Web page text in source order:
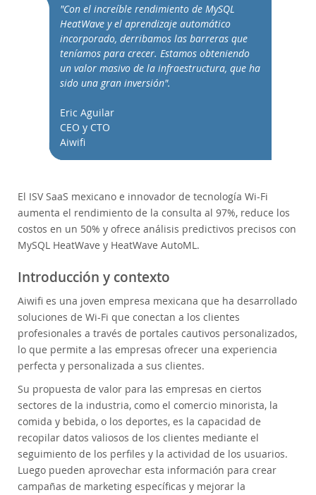
Performance
Benchmarks
Migration
Industries
News & Events
How to Buy
Downloads
Documentation
Developer Zone
"Con el increíble rendimiento de MySQL
HeatWave y el aprendizaje automático
incorporado, derribamos las barreras que
teníamos para crecer. Estamos obteniendo
un valor masivo de la infraestructura, que ha
sido una gran inversión".
Eric Aguilar
CEO y CTO
Aiwifi
El ISV SaaS mexicano e innovador de tecnología Wi-Fi
aumenta el rendimiento de la consulta al 97%, reduce los
costos en un 50% y ofrece análisis predictivos precisos con
MySQL HeatWave y HeatWave AutoML.
Introducción y contexto
Aiwifi es una joven empresa mexicana que ha desarrollado
soluciones de Wi-Fi que conectan a los clientes
profesionales a través de portales cautivos personalizados,
lo que permite a las empresas ofrecer una experiencia
perfecta y personalizada a sus clientes.
Su propuesta de valor para las empresas en ciertos
sectores de la industria, como el comercio minorista, la
comida y bebida, o los deportes, es la capacidad de
recopilar datos valiosos de los clientes mediante el
seguimiento de los perfiles y la actividad de los usuarios.
Luego pueden aprovechar esta información para crear
campañas de marketing específicas y mejorar la